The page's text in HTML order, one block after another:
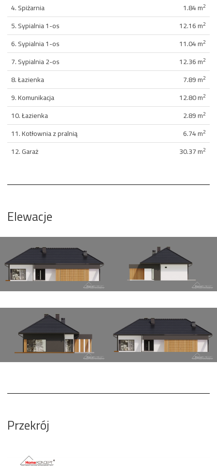
4. Spiżarnia 1.84 m2
5. Sypialnia 1-os 12.16 m2
6. Sypialnia 1-os 11.04 m2
7. Sypialnia 2-os 12.36 m2
8. Łazienka 7.89 m2
9. Komunikacja 12.80 m2
10. Łazienka 2.89 m2
11. Kotłownia z pralnią 6.74 m2
12. Garaż 30.37 m2
Elewacje
Przekrój